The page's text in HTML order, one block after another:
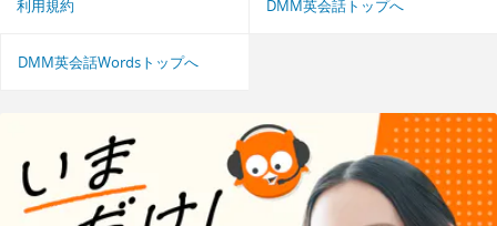
利用規約 DMM英会話トップへ
DMM英会話Wordsトップへ